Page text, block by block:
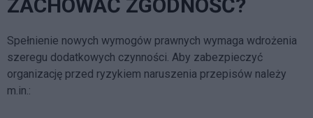
ZACHOWAĆ ZGODNOŚĆ?
Spełnienie nowych wymogów prawnych wymaga wdrożenia
szeregu dodatkowych czynności. Aby zabezpieczyć
organizację przed ryzykiem naruszenia przepisów należy
m.in.: